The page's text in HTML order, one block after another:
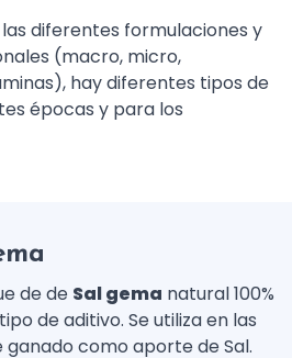
diferentes formulaciones y
(macro, micro,
hay diferentes tipos de
épocas y para los
de de Sal gema natural 100%
de aditivo. Se utiliza en las
ganado como aporte de Sal.